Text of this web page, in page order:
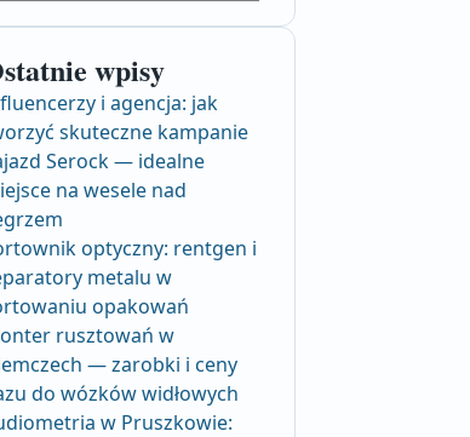
wpisy
i agencja: jak
skuteczne kampanie
Serock — idealne
na wesele nad
optyczny: rentgen i
metalu w
opakowań
rusztowań w
— zarobki i ceny
do wózków widłowych
w Pruszkowie: